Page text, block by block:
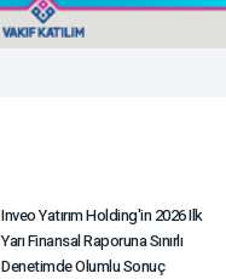
Inveo Yatırım Holding'in 2026 Ilk
Yarı Finansal Raporuna Sınırlı
Denetimde Olumlu Sonuç